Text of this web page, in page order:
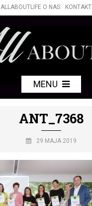
ALLABOUTLIFE O NAS KONTAKT
MENU
ANT_7368
29 MAJA 2019